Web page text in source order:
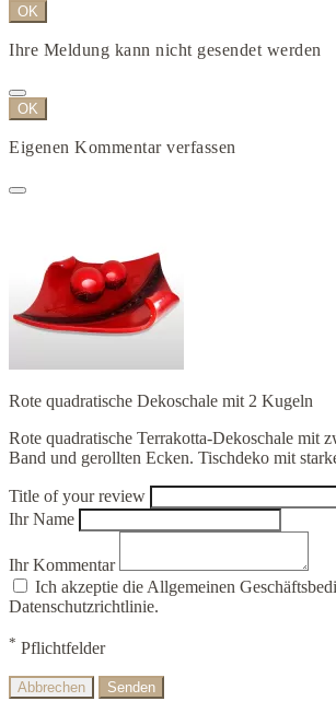
OK
Ihre Meldung kann nicht gesendet werden
OK
Eigenen Kommentar verfassen
Rote quadratische Dekoschale mit 2 Kugeln
Rote quadratische Terrakotta-Dekoschale mit
Band und gerollten Ecken. Tischdeko mit
Title of your review
Ihr Name
Ihr Kommentar
Ich akzeptie die Allgemeinen
Datenschutzrichtlinie.
* Pflichtfelder
Abbrechen Senden